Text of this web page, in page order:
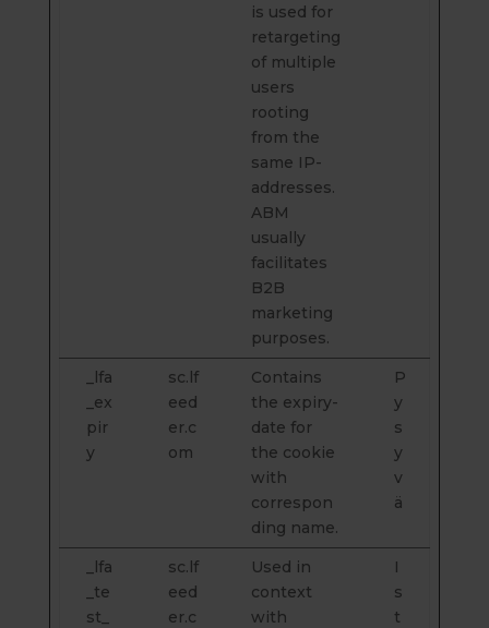
is used for
retargeting
of multiple
users
rooting
from the
same IP-
addresses.
ABM
usually
facilitates
B2B
marketing
purposes.
_lfa
_ex
pir
y
sc.lf
eed
er.c
om
Contains
the expiry-
date for
the cookie
with
correspon
ding name.
P
y
s
y
v
ä
_lfa
_te
st_
sc.lf
eed
er.c
Used in
context
with
I
s
t